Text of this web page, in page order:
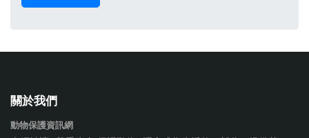
關於我們
動物保護資訊網